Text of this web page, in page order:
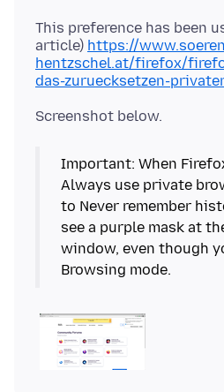
This preference has been
article) https://
hentzschel.at/firefox/
das-zuruecksetzen-
Important: When
Always use private
to Never remember
see a purple mask at
window, even though
Browsing mode.